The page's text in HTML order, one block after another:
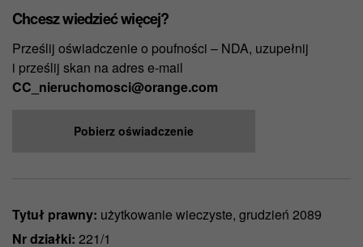
Chcesz wiedzieć więcej?
Prześlij oświadczenie o poufności – NDA, uzupełnij
i prześlij skan na adres e-mail
CC_nieruchomosci@orange.com
Pobierz oświadczenie
Tytuł prawny: użytkowanie wieczyste, grudzień 2089
Nr działki: 221/1